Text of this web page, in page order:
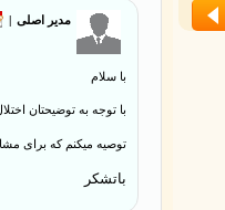
مدیر اصلی
با سلام
با توجه به توضیحتان
توصیه میکنم که برای
باتشکر